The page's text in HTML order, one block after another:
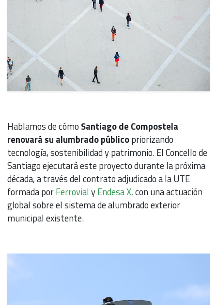
Hablamos de cómo Santiago de Compostela
renovará su alumbrado públicopriorizando
tecnología, sostenibilidad y patrimonio. El Concello de
Santiago ejecutará este proyecto durante la próxima
década, a través del contrato adjudicado a la UTE
formada porFerrovialyEndesa X, con una actuación
global sobre el sistema de alumbrado exterior
municipal existente.